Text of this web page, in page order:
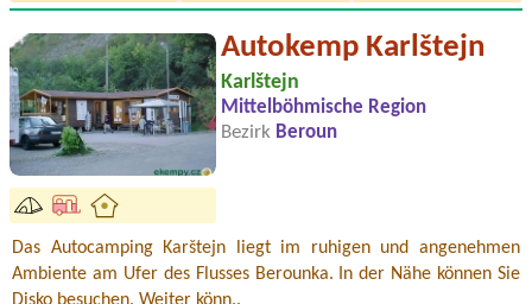
Autokemp Karlštejn
Karlštejn
Mittelböhmische Region
Bezirk Beroun
Das Autocamping Karštejn liegt im ruhigen und angenehmen
Ambiente am Ufer des Flusses Berounka. In der Nähe können Sie